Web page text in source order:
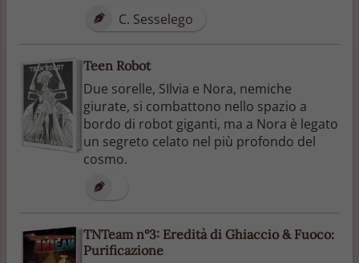
C. Sesselego
Teen Robot
Due sorelle, SIlvia e Nora, nemiche
giurate, si combattono nello spazio a
bordo di robot giganti, ma a Nora è legato
un segreto celato nel più profondo del
cosmo.
TNTeam n°3: Eredità di Ghiaccio & Fuoco:
Purificazione